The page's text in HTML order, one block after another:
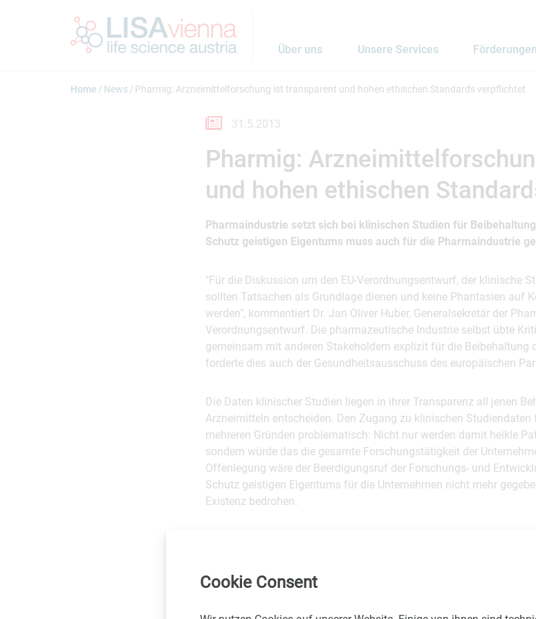
Über uns Unsere Services Förderungen
Home News Pharmig: Arzneimittelforschung ist transparent und hohen ethischen Standards verpflichtet
31.5.2013
Pharmig:
und hohen ethischen
Pharmaindustrie setzt sich bei klinischen Studien für
Schutz geistigen Eigentums muss auch für die Pharmaindustrie
"Für die Diskussion um den EU-Verordnungsentwurf, der klinische
sollten Tatsachen als Grundlage dienen und keine Phantasien auf
werden", kommentiert Dr. Jan Oliver Huber, Generalsekretär der
Verordnungsentwurf. Die pharmazeutische Industrie selbst übte
gemeinsam mit anderen Stakeholdern explizit für die Beibehaltung
forderte dies auch der Gesundheitsausschuss des europäischen
Die Daten klinischer Studien liegen in ihrer Transparenz all jenen
Arzneimitteln entscheiden. Den Zugang zu klinischen
mehreren Gründen problematisch: Nicht nur werden damit heikle
sondern würde das die gesamte Forschungstätigkeit der
Offenlegung wäre der Beerdigungsruf der Forschungs- und
Schutz geistigen Eigentums für die Unternehmen nicht mehr
Existenz bedrohen.
profitieren die Patienten am stärksten, da dies die
aber dafür gesorgt werden, dass die Rahmenbedingungen
Cookie Consent